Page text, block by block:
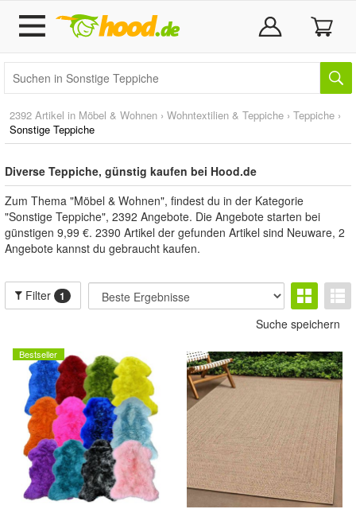
2392 Artikel in Möbel & Wohnen › Wohntextilien & Teppiche › Teppiche ›
Sonstige Teppiche
Diverse Teppiche, günstig kaufen bei Hood.de
Zum Thema "Möbel & Wohnen", findest du in der Kategorie
"Sonstige Teppiche", 2392 Angebote. Die Angebote starten bei
günstigen 9,99 €. 2390 Artikel der gefunden Artikel sind Neuware, 2
Angebote kannst du gebraucht kaufen.
Filter 1
Suche speichern
Bestseller